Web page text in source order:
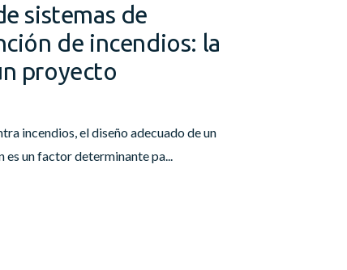
sistemas de
de incendios: la
proyecto
incendios, el diseño adecuado de un
un factor determinante pa...